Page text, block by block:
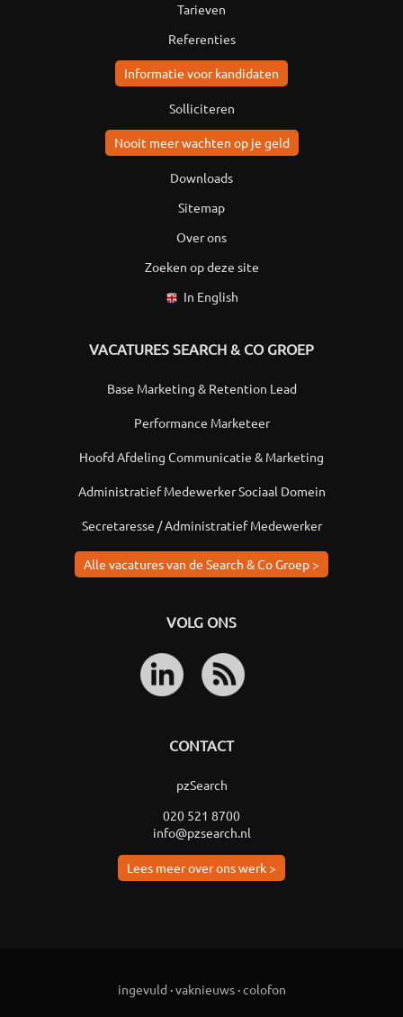
Tarieven
Referenties
Informatie voor kandidaten
Solliciteren
Nooit meer wachten op je geld
Downloads
Sitemap
Over ons
Zoeken op deze site
In English
VACATURES SEARCH & CO GROEP
Base Marketing & Retention Lead
Performance Marketeer
Hoofd Afdeling Communicatie & Marketing
Administratief Medewerker Sociaal Domein
Secretaresse / Administratief Medewerker
Alle vacatures van de Search & Co Groep >
VOLG ONS
CONTACT
pzSearch
020 521 8700
info@pzsearch.nl
Lees meer over ons werk >
ingevuld ·vaknieuws·colofon